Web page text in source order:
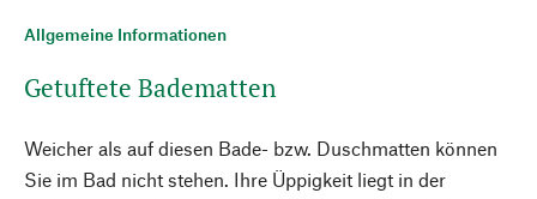
Allgemeine Informationen
Getuftete Badematten
Weicher als auf diesen Bade- bzw. Duschmatten können
Sie im Bad nicht stehen. Ihre Üppigkeit liegt in der